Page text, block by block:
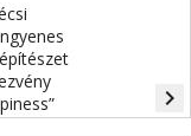
navigate_next